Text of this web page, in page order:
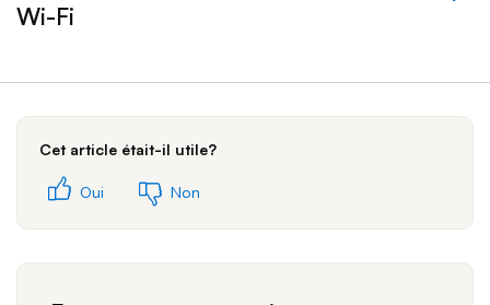
Wi-Fi
&nbsp;- s'est effondré
Cet article était-il utile?
Oui Non